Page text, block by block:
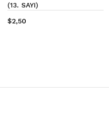
(13. SAYI)
$2,50